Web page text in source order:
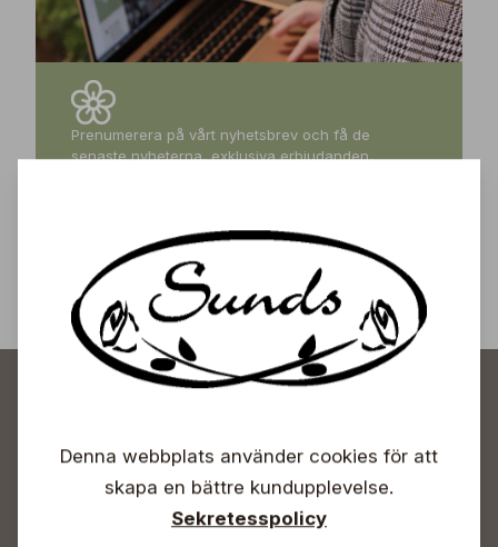
Prenumerera på vårt nyhetsbrev och få de
senaste nyheterna, exklusiva erbjudanden,
Prenumerera
Sunds Trädgårdscenter
Denna webbplats använder cookies för att
skapa en bättre kundupplevelse.
Sekretesspolicy